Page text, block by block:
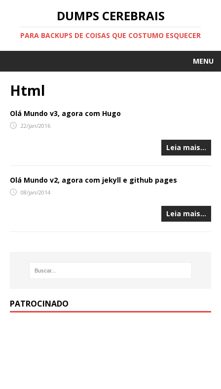
DUMPS CEREBRAIS
PARA BACKUPS DE COISAS QUE COSTUMO ESQUECER
MENU
SITE PESSOAL
Html
Olá Mundo v3, agora com Hugo
22/jan/2016
Leia mais…
Olá Mundo v2, agora com jekyll e github pages
08/jan/2014
Leia mais…
PATROCINADO